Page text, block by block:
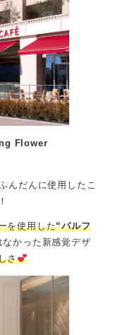
Flower
んだんに使用したこ
を使用した“パルフ
かった新感覚デザ
さ